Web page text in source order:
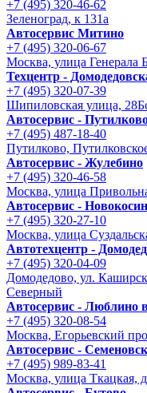
+7 (495) 320-46-62
Зеленоград, к 131а
Автосервис Митино
+7 (495) 320-06-67
Москва, улица Генерала
Техцентр -
+7 (495) 320-07-39
Шипиловская улица,
Автосервис -
+7 (495) 487-18-40
Путилково,
Автосервис - Жулебино
+7 (495) 320-46-58
Москва, улица
Автосервис -
+7 (495) 320-27-10
Москва, улица
Автотехцентр -
+7 (495) 320-04-09
Домодедово, ул.
Северный
Автосервис -
+7 (495) 320-08-54
Москва, Егорьевский
Автосервис -
+7 (495) 989-83-41
Москва, улица Ткацкая,